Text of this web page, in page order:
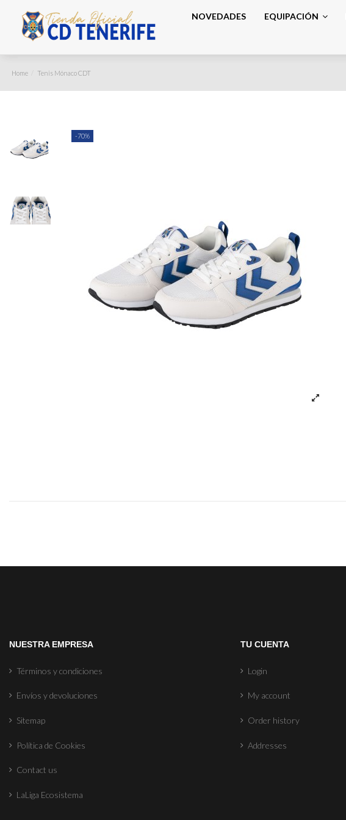
NOVEDADES EQUIPACIÓN
Home Tenis Mónaco CDT
-70%
NUESTRA EMPRESA
Términos y condiciones
Envíos y devoluciones
Sitemap
Política de Cookies
Contact us
LaLiga Ecosistema
TU CUENTA
Login
My account
Order history
Addresses